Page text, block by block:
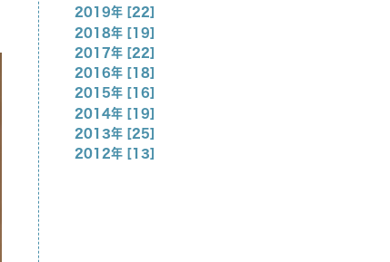
2019年 [22]
2018年 [19]
2017年 [22]
2016年 [18]
2015年 [16]
2014年 [19]
2013年 [25]
2012年 [13]